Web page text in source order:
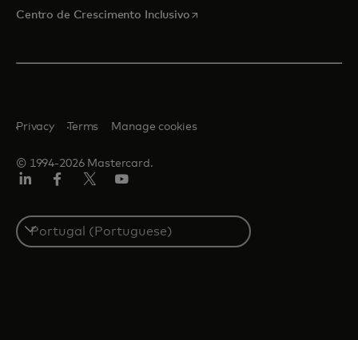
Centro de Crescimento Inclusivoopens in a new tab
© 1994-2026 Mastercard.
Privacy Terms Manage cookies
Select
a
country